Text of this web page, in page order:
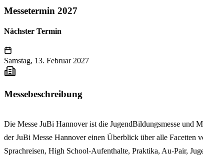
Messetermin 2027
Nächster Termin
Samstag, 13. Februar 2027
Messebeschreibung
Die Messe JuBi Hannover ist die JugendBildungsmesse und
der JuBi Messe Hannover einen Überblick über alle Facetten
Sprachreisen, High School-Aufenthalte, Praktika, Au-Pair,